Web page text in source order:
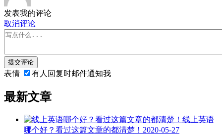
发表我的评论
取消评论
提交评论
表情 有人回复时邮件通知我
最新文章
线上英语
哪个好？看过这篇文章的都清楚！ 2020-05-27